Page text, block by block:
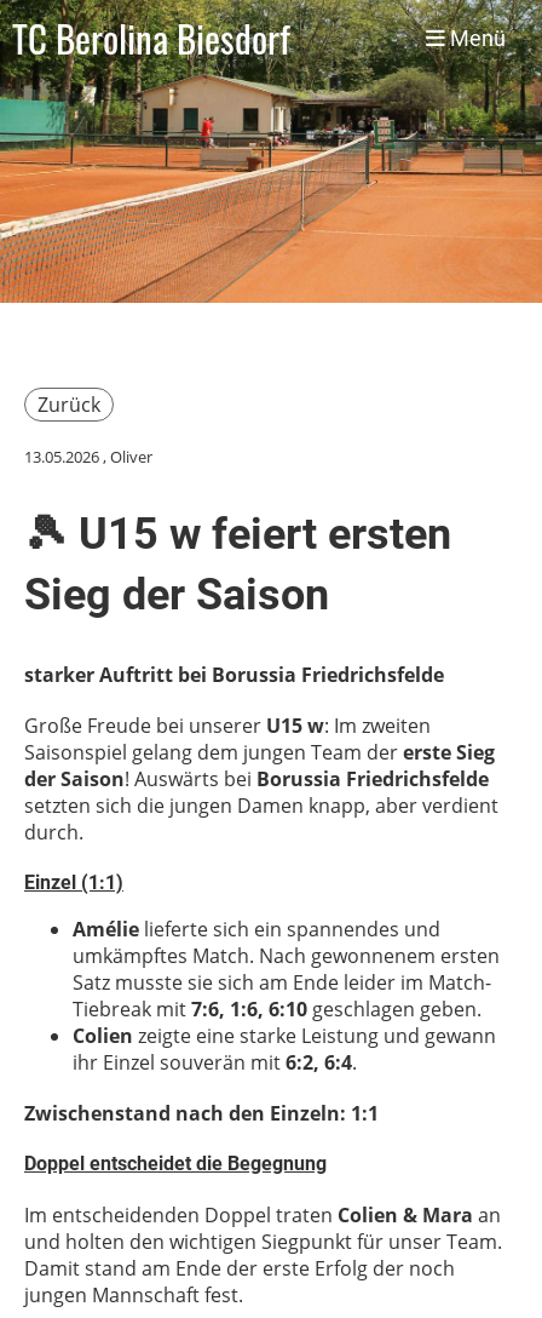
TC Berolina Biesdorf Menü
Zurück
13.05.2026, Oliver
🎾 U15 w feiert ersten
Sieg der Saison
starker Auftritt bei Borussia Friedrichsfelde
Große Freude bei unserer U15 w: Im zweiten
Saisonspiel gelang dem jungen Team dererste Sieg
der Saison! Auswärts bei Borussia Friedrichsfelde
setzten sich die jungen Damen knapp, aber verdient
durch.
Einzel (1:1)
Amélie lieferte sich ein spannendes und
umkämpftes Match. Nach gewonnenem ersten
Satz musste sie sich am Ende leider im Match-
Tiebreak mit7:6, 1:6, 6:10 geschlagen geben.
Colien zeigte eine starke Leistung und gewann
ihr Einzel souverän mit6:2, 6:4.
Zwischenstand nach den Einzeln: 1:1
Doppel entscheidet die Begegnung
Im entscheidenden Doppel traten Colien & Mara an
und holten den wichtigen Siegpunkt für unser Team.
Damit stand am Ende der erste Erfolg der noch
jungen Mannschaft fest.